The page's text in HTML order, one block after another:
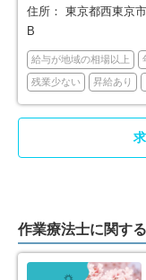
東久留米市 24
多摩市 37
住所： 東京都西東京
B
給与が地域の相場以上
残業少ない 昇給あり
作業療法士に関す